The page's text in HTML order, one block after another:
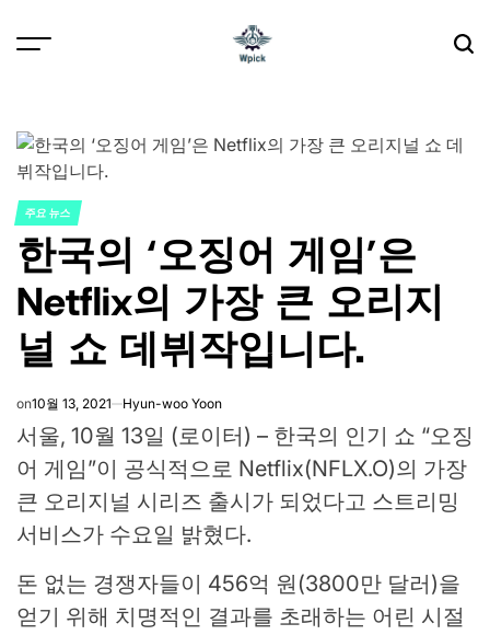
POSTED
IN
주요 뉴스
한국의 ‘오징어 게임’은
Netflix의 가장 큰 오리지
널 쇼 데뷔작입니다.
on10월 13, 2021 Hyun-woo Yoon
서울, 10월 13일 (로이터) – 한국의 인기 쇼 “오징
어 게임”이 공식적으로 Netflix(NFLX.O)의 가장
큰 오리지널 시리즈 출시가 되었다고 스트리밍
서비스가 수요일 밝혔다.
돈 없는 경쟁자들이 456억 원(3800만 달러)을
얻기 위해 치명적인 결과를 초래하는 어린 시절